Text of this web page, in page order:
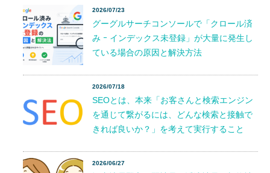
2026/07/23
グーグルサーチコンソールで「クロール済
み ｰ インデックス未登録」が大量に発生し
ている場合の原因と解決方法
2026/07/18
SEOとは、本来「お客さんと検索エンジン
を通じて繋がるには、どんな検索と接触で
きれば良いか？」を考えて実行すること
2026/06/27